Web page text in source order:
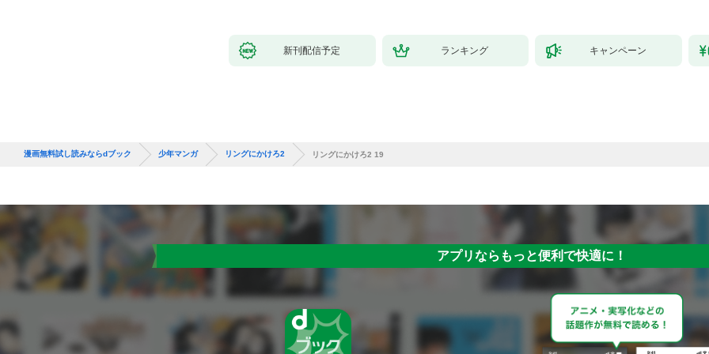
新刊配信予定 ランキング キャンペーン
漫画無料試し読みならdブック 少年マンガ リングにかけろ2 リングにかけろ2 19
アプリならもっと便利で快適に！